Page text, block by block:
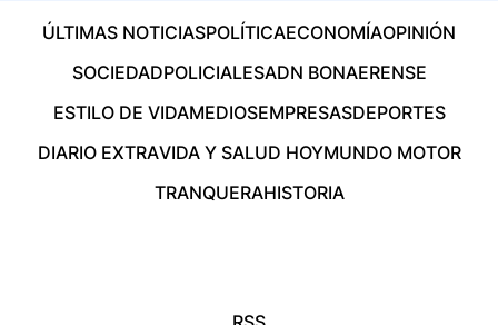
ÚLTIMAS NOTICIASPOLÍTICAECONOMÍAOPINIÓN
SOCIEDADPOLICIALESADN BONAERENSE
ESTILO DE VIDAMEDIOSEMPRESASDEPORTES
DIARIO EXTRAVIDA Y SALUD HOYMUNDO MOTOR
TRANQUERAHISTORIA